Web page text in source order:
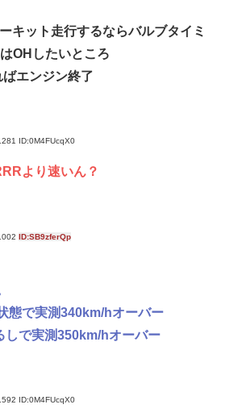
キット走行するならバルブタイミ
OHしたいところ
エンジン終了
ID:0M4FUcqX0
より速いん？
ID:SB9zferQp
態で実測340km/hオーバー
しで実測350km/hオーバー
ID:0M4FUcqX0